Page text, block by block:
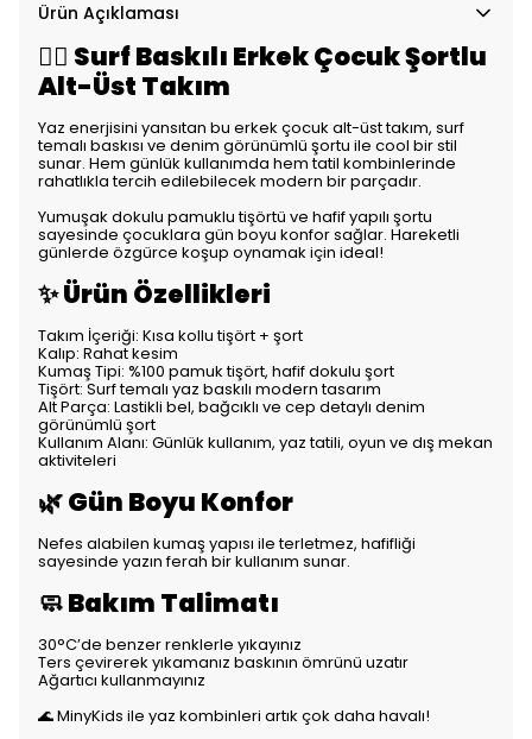
Ürün Açıklaması
🏄‍♂️ Surf Baskılı Erkek Çocuk Şortlu
Alt-Üst Takım
Yaz enerjisini yansıtan bu erkek çocuk alt-üst takım, surf
temalı baskısı ve denim görünümlü şortu ile cool bir stil
sunar. Hem günlük kullanımda hem tatil kombinlerinde
rahatlıkla tercih edilebilecek modern bir parçadır.
Yumuşak dokulu pamuklu tişörtü ve hafif yapılı şortu
sayesinde çocuklara gün boyu konfor sağlar. Hareketli
günlerde özgürce koşup oynamak için ideal!
✨ Ürün Özellikleri
Takım İçeriği: Kısa kollu tişört + şort
Kalıp: Rahat kesim
Kumaş Tipi: %100 pamuk tişört, hafif dokulu şort
Tişört: Surf temalı yaz baskılı modern tasarım
Alt Parça: Lastikli bel, bağcıklı ve cep detaylı denim
görünümlü şort
Kullanım Alanı: Günlük kullanım, yaz tatili, oyun ve dış mekan
aktiviteleri
🌿 Gün Boyu Konfor
Nefes alabilen kumaş yapısı ile terletmez, hafifliği
sayesinde yazın ferah bir kullanım sunar.
🧼 Bakım Talimatı
30°C’de benzer renklerle yıkayınız
Ters çevirerek yıkamanız baskının ömrünü uzatır
Ağartıcı kullanmayınız
🌊 MinyKids ile yaz kombinleri artık çok daha havalı!